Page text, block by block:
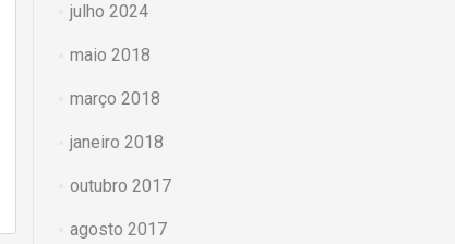
julho 2024
maio 2018
março 2018
janeiro 2018
outubro 2017
agosto 2017